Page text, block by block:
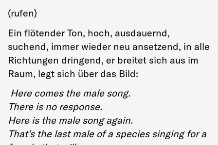
(rufen)
Ein flötender Ton, hoch, ausdauernd,
suchend, immer wieder neu ansetzend, in alle
Richtungen dringend, er breitet sich aus im
Raum, legt sich über das Bild:
Here comes the male song.
There is no response.
Here is the male song again.
That’s the last male of a species singing for a